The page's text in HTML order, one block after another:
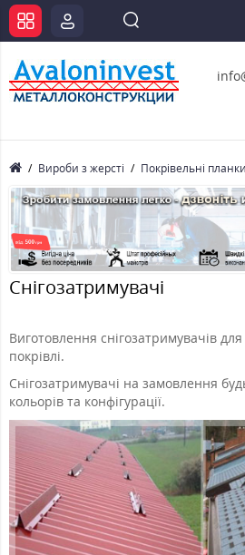
Вироби з жерсті Покрівельні планки
Снігозатримувачі
Виготовлення снігозатримувачів
покрівлі.
Снігозатримувачі на замовлення
кольорів та конфігурації.